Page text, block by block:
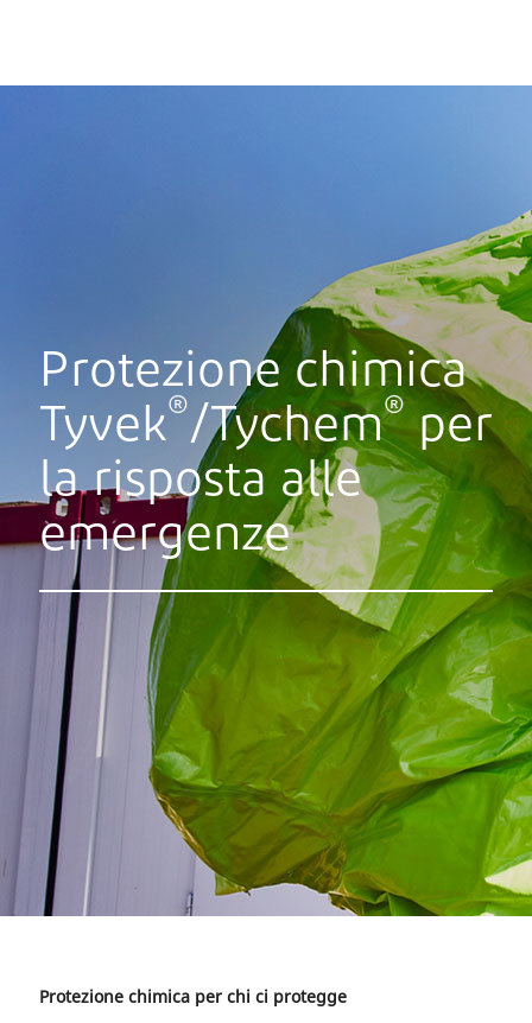
Protezione chimica
Tyvek®/Tychem®per
la risposta alle
emergenze
Protezione chimica per chi ci protegge